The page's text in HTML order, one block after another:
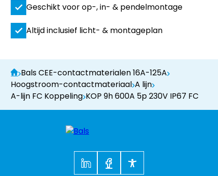
Geschikt voor op-, in- & pendelmontage
Altijd inclusief licht- & montageplan
Bals CEE-contactmaterialen 16A-125A
Hoogstroom-contactmateriaal A lijn
A-lijn FC Koppeling KOP 9h 600A 5p 230V IP67 FC